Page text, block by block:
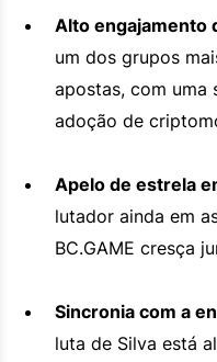
Alto engajamento
um dos grupos
apostas, com uma
adoção de
Apelo de estrela
lutador ainda em
BC.GAME cresça
Sincronia com a
luta de Silva está